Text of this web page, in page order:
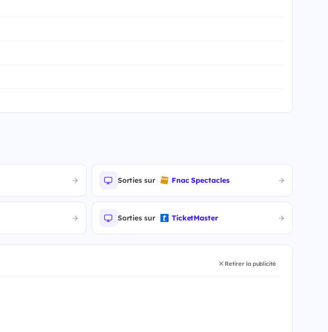
Sorties sur Fnac Spectacles
Sorties sur TicketMaster
Retirer la publicité